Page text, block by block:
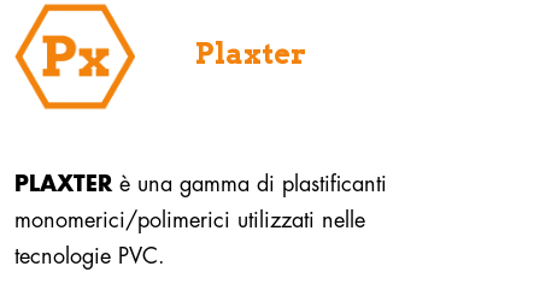
Plaxter
PLAXTER è una gamma di plastificanti
monomerici/polimerici utilizzati nelle
tecnologie PVC.